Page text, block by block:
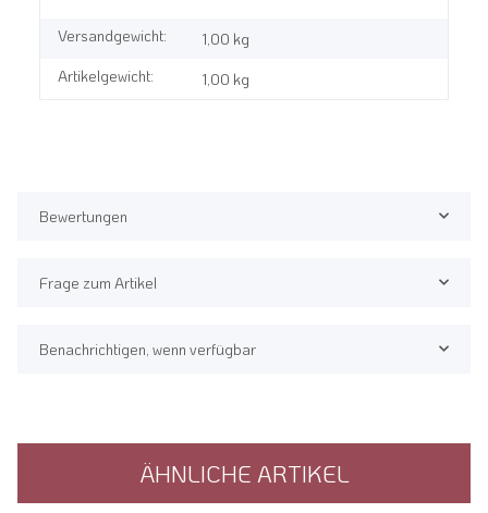
Versandgewicht:
1,00 kg
Artikelgewicht:
1,00 kg
Bewertungen
Frage zum Artikel
Benachrichtigen, wenn verfügbar
ÄHNLICHE ARTIKEL